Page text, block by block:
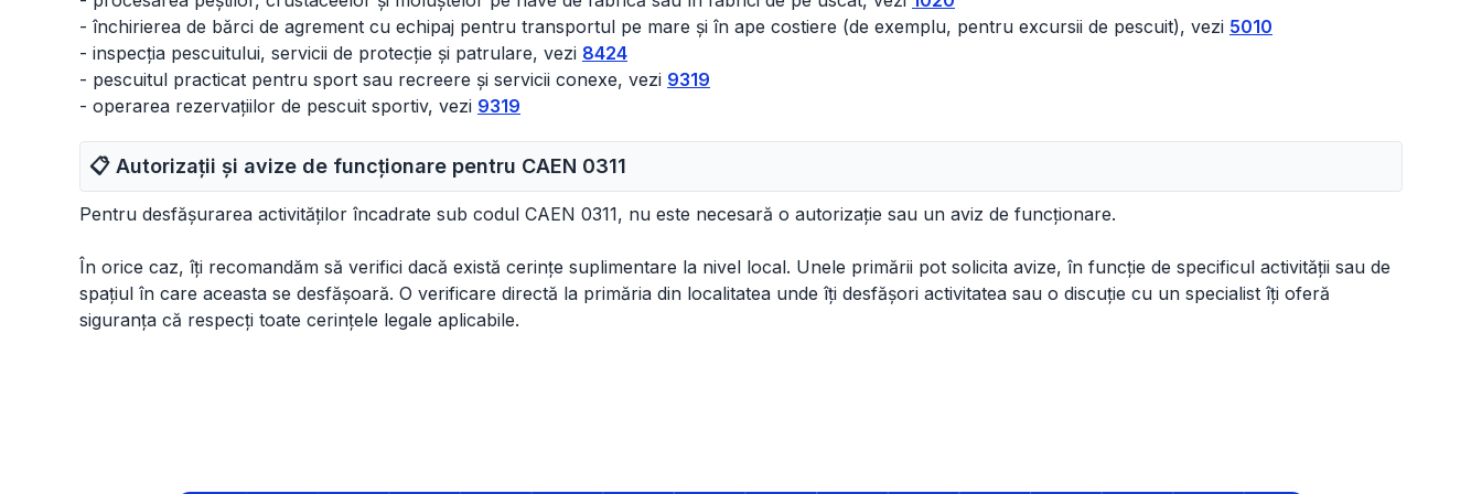
- închirierea de bărci de agrement cu echipaj pentru transportul pe mare și în ape costiere (de exemplu, pentru excursii de pescuit), vezi 5010
- inspecția pescuitului, servicii de protecție și patrulare, vezi 8424
- pescuitul practicat pentru sport sau recreere și servicii conexe, vezi 9319
- operarea rezervațiilor de pescuit sportiv, vezi 9319
📋 Autorizații și avize de funcționare pentru CAEN 0311
Pentru desfășurarea activităților încadrate sub codul CAEN 0311, nu este necesară o autorizație sau un aviz de funcționare.
În orice caz, îți recomandăm să verifici dacă există cerințe suplimentare la nivel local. Unele primării pot solicita avize, în funcție de specificul activității sau de
spațiul în care aceasta se desfășoară. O verificare directă la primăria din localitatea unde îți desfășori activitatea sau o discuție cu un specialist îți oferă
siguranța că respecți toate cerințele legale aplicabile.